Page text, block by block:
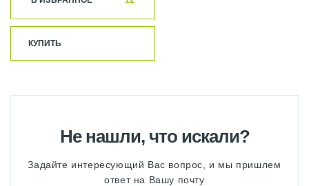
КУПИТЬ
Не нашли, что искали?
Задайте интересующий Вас вопрос, и мы пришлем
ответ на Вашу почту